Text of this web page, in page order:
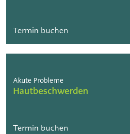
Termin buchen
Akute Probleme
Hautbeschwerden
Termin buchen